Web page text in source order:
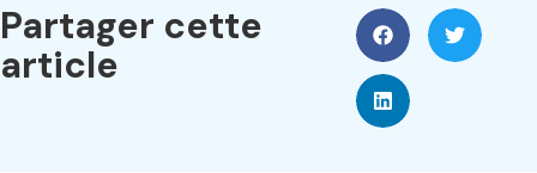
Partager cette
article